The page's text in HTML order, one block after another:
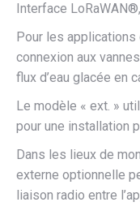
Interface
Pour les
connexion aux
flux d’eau glacée en
Le modèle « ext. »
pour une installation
Dans les lieux de
externe optionnelle
liaison radio entre